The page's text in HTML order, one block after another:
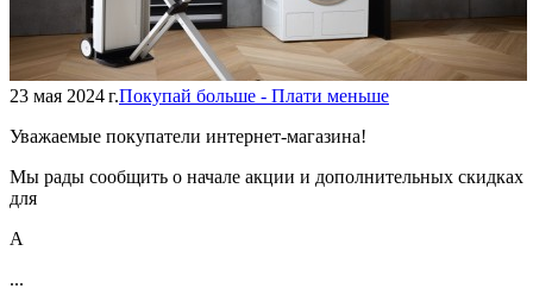
23 мая 2024 г.Покупай больше - Плати меньше
Уважаемые покупатели интернет-магазина!
Мы рады сообщить о начале акции и дополнительных скидках
для
А
...